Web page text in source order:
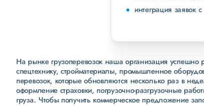
На рынке грузоперевозок наша организация успешно
спецтехнику, стройматериалы, промышленное
перевозок, которые обновляются несколько раз в
оформление страховки, погрузочно-разгрузочные
груза. Чтобы получить коммерческое предложение